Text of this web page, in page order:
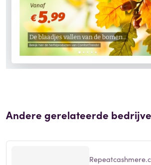
Andere gerelateerde